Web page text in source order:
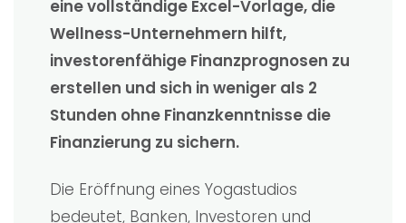
eine vollständige Excel-Vorlage, die
Wellness-Unternehmern hilft,
investorenfähige Finanzprognosen zu
erstellen und sich in weniger als 2
Stunden ohne Finanzkenntnisse die
Finanzierung zu sichern.
Die Eröffnung eines Yogastudios
bedeutet, Banken, Investoren und